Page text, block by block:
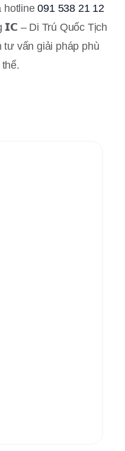
hotline091 538 21 12
𝗜𝗖 – Di Trú Quốc Tịch
vấn giải pháp phù